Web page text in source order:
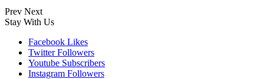
Prev Next
Stay With Us
Facebook Likes
Twitter Followers
Youtube Subscribers
Instagram Followers